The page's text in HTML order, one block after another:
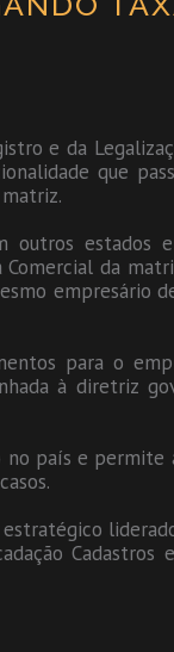
e da
que
estados
da
empresário
para o
à diretriz
no país e